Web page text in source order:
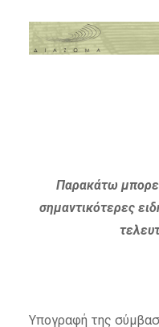
Παρακάτω
σημαντικότερες
Υπογραφή της